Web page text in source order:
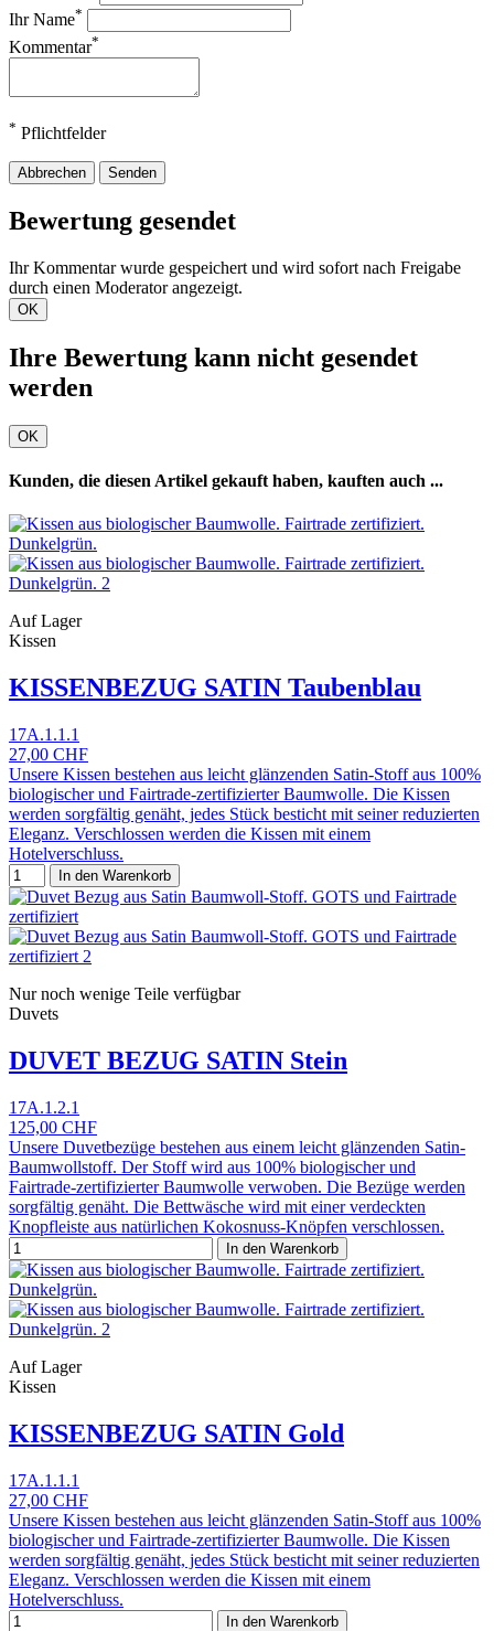
Ihr Name*
Kommentar*
* Pflichtfelder
Abbrechen Senden
Bewertung gesendet
Ihr Kommentar wurde gespeichert und wird sofort nach Freigabe
durch einen Moderator angezeigt.
OK
Ihre Bewertung kann nicht gesendet
werden
OK
Kunden, die diesen Artikel gekauft haben, kauften auch ...
Auf Lager
Kissen
KISSENBEZUG SATIN Taubenblau
17A.1.1.1
27,00 CHF
Unsere Kissen bestehen aus leicht glänzenden Satin-Stoff aus 100%
biologischer und Fairtrade-zertifizierter Baumwolle. Die Kissen
werden sorgfältig genäht, jedes Stück besticht mit seiner reduzierten
Eleganz. Verschlossen werden die Kissen mit einem
Hotelverschluss.
In den Warenkorb
Nur noch wenige Teile verfügbar
Duvets
DUVET BEZUG SATIN Stein
17A.1.2.1
125,00 CHF
Unsere Duvetbezüge bestehen aus einem leicht glänzenden Satin-
Baumwollstoff. Der Stoff wird aus 100% biologischer und
Fairtrade-zertifizierter Baumwolle verwoben. Die Bezüge werden
sorgfältig genäht. Die Bettwäsche wird mit einer verdeckten
Knopfleiste aus natürlichen Kokosnuss-Knöpfen verschlossen.
In den Warenkorb
Auf Lager
Kissen
KISSENBEZUG SATIN Gold
17A.1.1.1
27,00 CHF
Unsere Kissen bestehen aus leicht glänzenden Satin-Stoff aus 100%
biologischer und Fairtrade-zertifizierter Baumwolle. Die Kissen
werden sorgfältig genäht, jedes Stück besticht mit seiner reduzierten
Eleganz. Verschlossen werden die Kissen mit einem
Hotelverschluss.
In den Warenkorb